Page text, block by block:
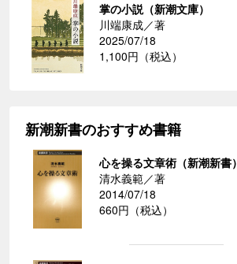
掌の小説（新潮文庫）
川端康成／著
2025/07/18
1,100円（税込）
新潮新書のおすすめ書籍
心を操る文章術（新潮新書）
清水義範／著
2014/07/18
660円（税込）